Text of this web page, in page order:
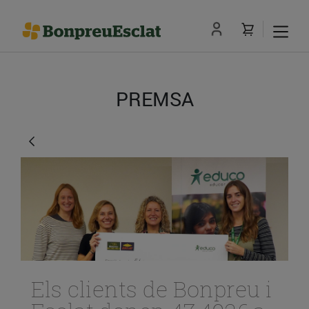
PREMSA
Els clients de Bonpreu i